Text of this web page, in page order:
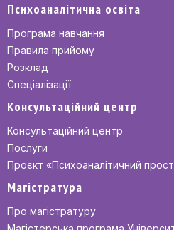
Психоаналітична освіта
Програма навчання
Правила прийому
Розклад
Спеціалізації
Консультаційний центр
Консультаційний центр
Послуги
Проєкт «Психоаналітичний
Магістратура
Про магістратуру